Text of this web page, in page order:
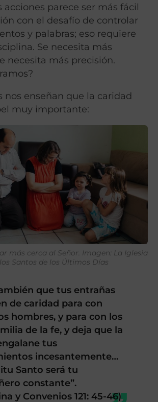
acciones parece ser más fácil
con el desafío de controlar
y palabras; eso requiere
Se necesita más
necesita más precisión.
nos enseñan que la caridad
muy importante:
más cerca al Señor. Imagen: La Iglesia
Santos de los Últimos Días
que tus entrañas
de caridad para con
hombres, y para con los
de la fe, y deja que la
tus
incesantemente…
Santo será tu
constante”.
y Convenios 121: 45-46)